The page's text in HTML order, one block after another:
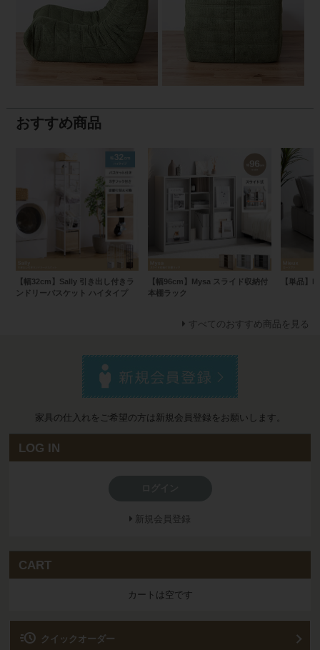
おすすめ商品
【幅32cm】Sally 引き出し付きラ
ンドリーバスケット ハイタイプ
【幅96cm】Mysa スライド収納付
本棚ラック
【単品】
すべてのおすすめ商品を見る
家具の仕入れをご希望の方は新規会員登録をお願いします。
LOG IN
新規会員登録
CART
カートは空です
acute クイックオーダー